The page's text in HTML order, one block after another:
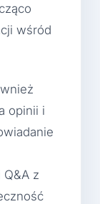
wśród
opinii i
z